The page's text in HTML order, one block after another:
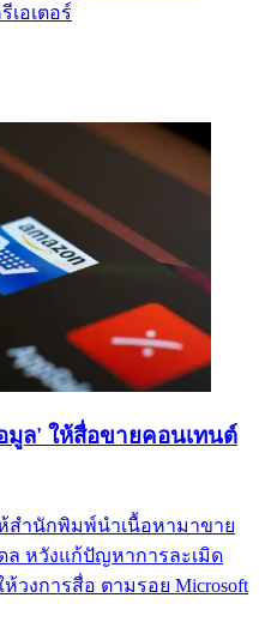
เอเตอร์
มูล' ให้สื่อขายคอนเทนต์
ให้สำนักพิมพ์นำเนื้อหามาขาย
หวังแก้ปัญหาการละเมิด
วงการสื่อ ตามรอย Microsoft